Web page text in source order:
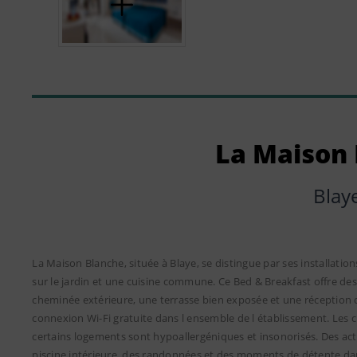
La Maison
La Maison Blanche, située à Blaye, se distingue par ses
sur le jardin et une cuisine commune. Ce Bed & Breakfast offre
cheminée extérieure, une terrasse bien exposée et une
connexion Wi-Fi gratuite dans l ensemble de l établissement.
certains logements sont hypoallergéniques et insonorisés. Des